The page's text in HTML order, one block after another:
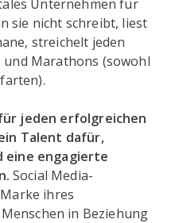
Unternehmen für
sie nicht schreibt, liest
streichelt jeden
und Marathons (sowohl
jeden erfolgreichen
Talent dafür,
eine engagierte
Social Media-
ihres
in Beziehung